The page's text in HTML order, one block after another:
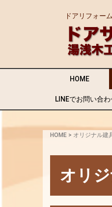
ドアリフォー
HOME
LINEでお問い合わ
HOME > オリジナル建
オリ